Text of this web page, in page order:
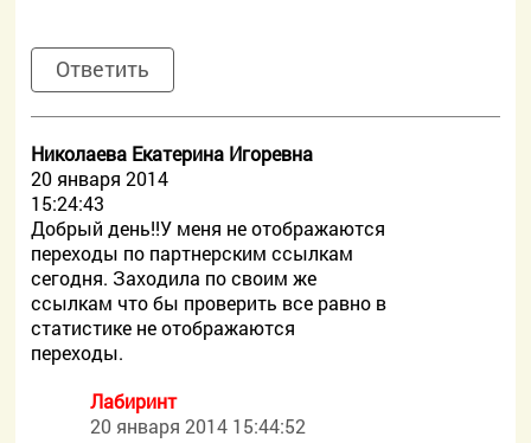
Ответить
Николаева Екатерина Игоревна
20 января 2014
15:24:43
Добрый день!!У меня не отображаются
переходы по партнерским ссылкам
сегодня. Заходила по своим же
ссылкам что бы проверить все равно в
статистике не отображаются
переходы.
Лабиринт
20 января 2014 15:44:52